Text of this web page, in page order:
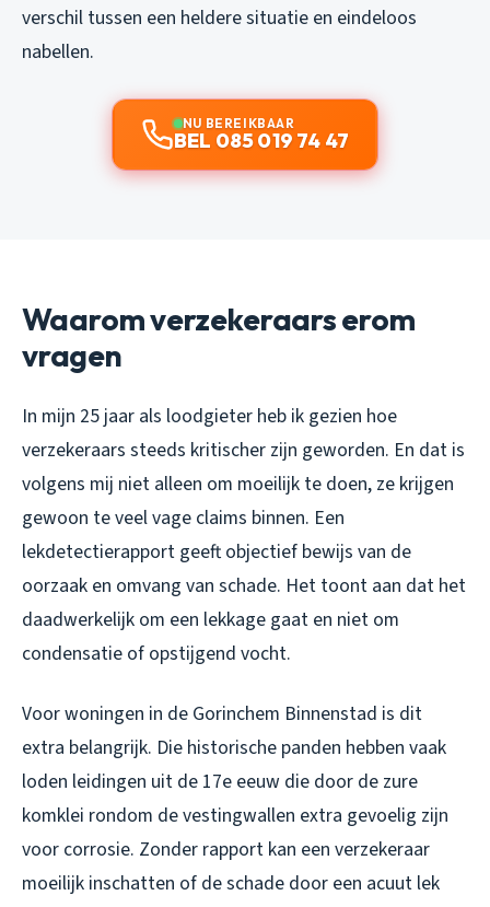
verschil tussen een heldere situatie en eindeloos
nabellen.
NU BEREIKBAAR
BEL 085 019 74 47
Waarom verzekeraars erom
vragen
In mijn 25 jaar als loodgieter heb ik gezien hoe
verzekeraars steeds kritischer zijn geworden. En dat is
volgens mij niet alleen om moeilijk te doen, ze krijgen
gewoon te veel vage claims binnen. Een
lekdetectierapport geeft objectief bewijs van de
oorzaak en omvang van schade. Het toont aan dat het
daadwerkelijk om een lekkage gaat en niet om
condensatie of opstijgend vocht.
Voor woningen in de Gorinchem Binnenstad is dit
extra belangrijk. Die historische panden hebben vaak
loden leidingen uit de 17e eeuw die door de zure
komklei rondom de vestingwallen extra gevoelig zijn
voor corrosie. Zonder rapport kan een verzekeraar
moeilijk inschatten of de schade door een acuut lek